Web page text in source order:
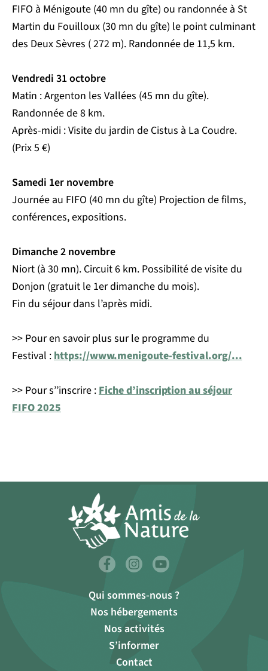
FIFO à Ménigoute (40 mn du gîte) ou randonnée à St
Martin du Fouilloux (30 mn du gîte) le point culminant
des Deux Sèvres ( 272 m). Randonnée de 11,5 km.
Vendredi 31 octobre
Matin : Argenton les Vallées (45 mn du gîte).
Randonnée de 8 km.
Après-midi : Visite du jardin de Cistus à La Coudre.
(Prix 5 €)
Samedi 1er novembre
Journée au FIFO (40 mn du gîte) Projection de films,
conférences, expositions.
Dimanche 2 novembre
Niort (à 30 mn). Circuit 6 km. Possibilité de visite du
Donjon (gratuit le 1er dimanche du mois).
Fin du séjour dans l’après midi.
>> Pour en savoir plus sur le programme du
Festival :https://www.menigoute-festival.org/...
>> Pour s’’inscrire :Fiche d’inscription au séjour
FIFO 2025
Qui sommes-nous ?
Nos hébergements
Nos activités
S’informer
Contact